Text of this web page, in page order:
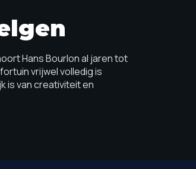
Hans Bourlon al jaren tot
vrijwel volledig is
is van creativiteit en